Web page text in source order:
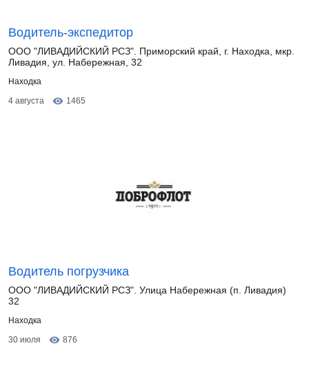
Водитель-экспедитор
ООО "ЛИВАДИЙСКИЙ РСЗ". Приморский край, г. Находка, мкр.
Ливадия, ул. Набережная, 32
Находка
4 августа
1465
Водитель погрузчика
ООО "ЛИВАДИЙСКИЙ РСЗ". Улица Набережная (п. Ливадия)
32
Находка
30 июля
876